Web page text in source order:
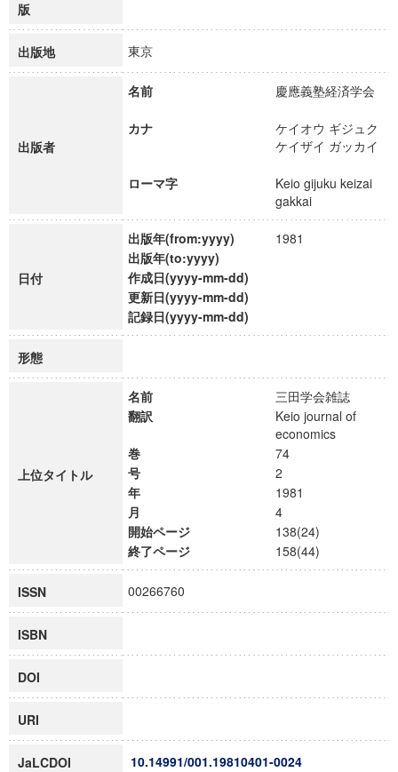
版
出版地 東京
出版者
名前 慶應義塾経済学会
カナ
ケイオウ ギジュク
ケイザイ ガッカイ
ローマ字
Keio gijuku keizai
gakkai
日付
出版年(from:yyyy)
1981
出版年(to:yyyy)
作成日(yyyy-mm-dd)
更新日(yyyy-mm-dd)
記録日(yyyy-mm-dd)
形態
上位タイトル
名前
三田学会雑誌
翻訳
Keio journal of
economics
巻
74
号
2
年
1981
月
4
開始ページ
138(24)
終了ページ
158(44)
ISSN 00266760
ISBN
DOI
URI
JaLCDOI 10.14991/001.19810401-0024